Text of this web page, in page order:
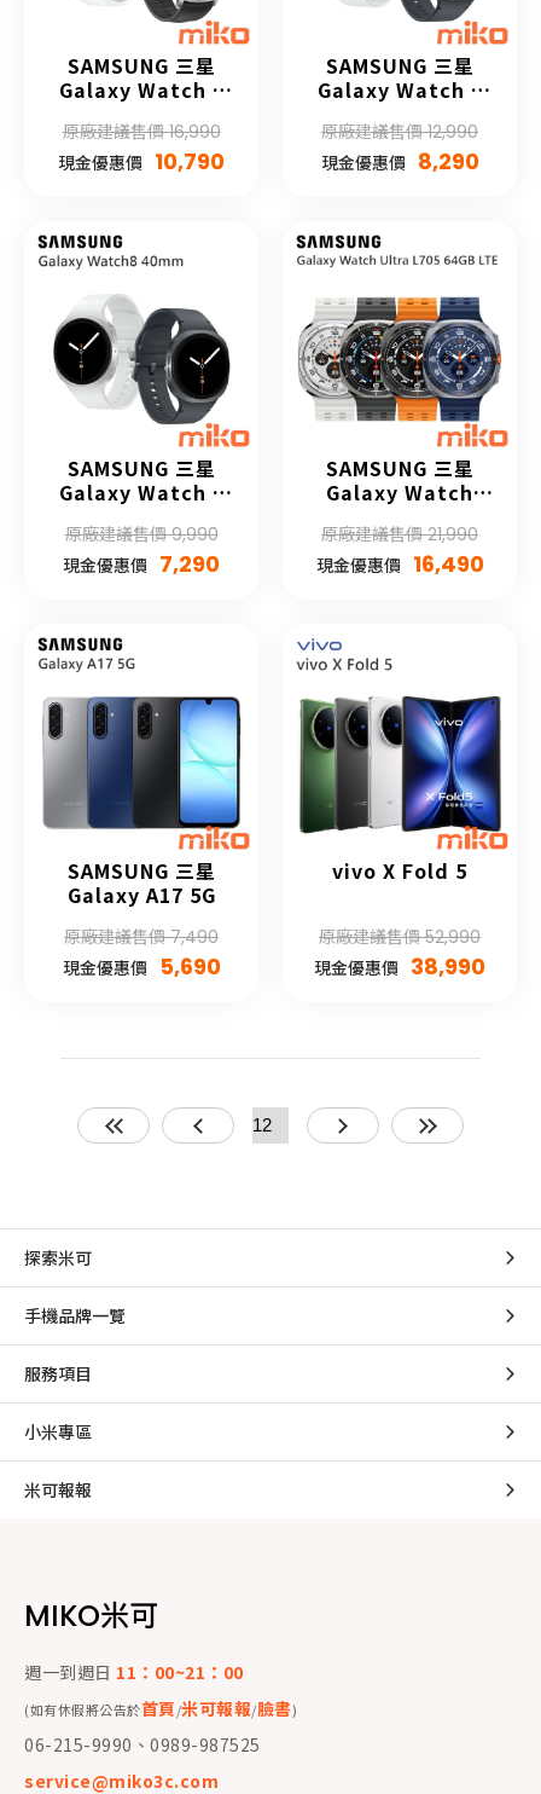
SAMSUNG 三星
Galaxy Watch 8
原廠建議售價 16,990
現金優惠價 10,790
SAMSUNG 三星
Galaxy Watch 8
原廠建議售價 12,990
現金優惠價 8,290
SAMSUNG 三星
Galaxy Watch 8
原廠建議售價 9,990
現金優惠價 7,290
SAMSUNG 三星
Galaxy Watch
原廠建議售價 21,990
現金優惠價 16,490
SAMSUNG 三星
Galaxy A17 5G
原廠建議售價 7,490
現金優惠價
5,690
vivo X Fold 5
原廠建議售價 52,990
現金優惠價 38,990
探索米可
手機品牌一覽
服務項目
小米專區
米可報報
MIKO米可
週一到週日 11：00~21：00
(如有休假將公告於首頁/米可報報/臉書)
06-215-9990、0989-987525
service@miko3c.com